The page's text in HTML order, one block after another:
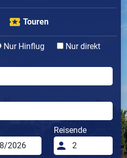
Touren
Nur Hinflug
Nur direkt
Reisende